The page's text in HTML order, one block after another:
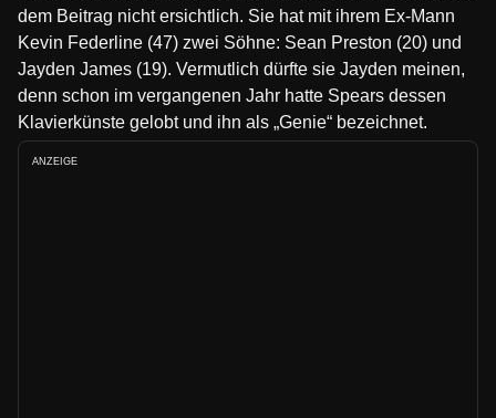
dem Beitrag nicht ersichtlich. Sie hat mit ihrem Ex-Mann
Kevin Federline (47) zwei Söhne: Sean Preston (20) und
Jayden James (19). Vermutlich dürfte sie Jayden meinen,
denn schon im vergangenen Jahr hatte Spears dessen
Klavierkünste gelobt und ihn als „Genie“ bezeichnet.
ANZEIGE